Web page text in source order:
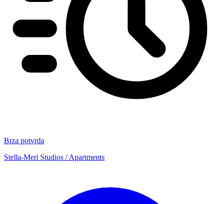
Brza potvrda
Stella-Meri Studios / Apartments